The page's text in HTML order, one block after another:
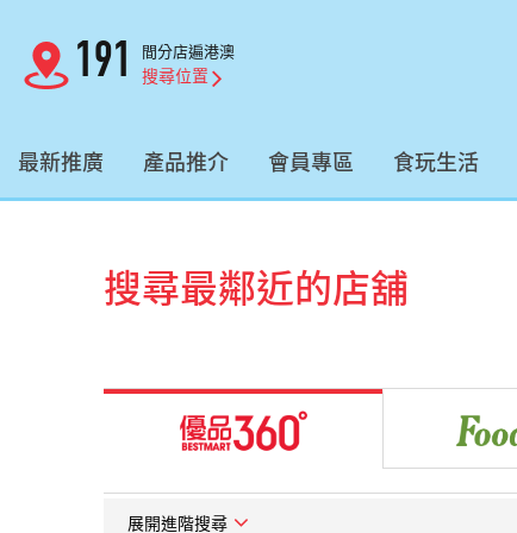
191 間分店遍港澳
搜尋位置
最新推廣 產品推介 會員專區 食玩生活
搜尋最鄰近的店舖
展開進階搜尋